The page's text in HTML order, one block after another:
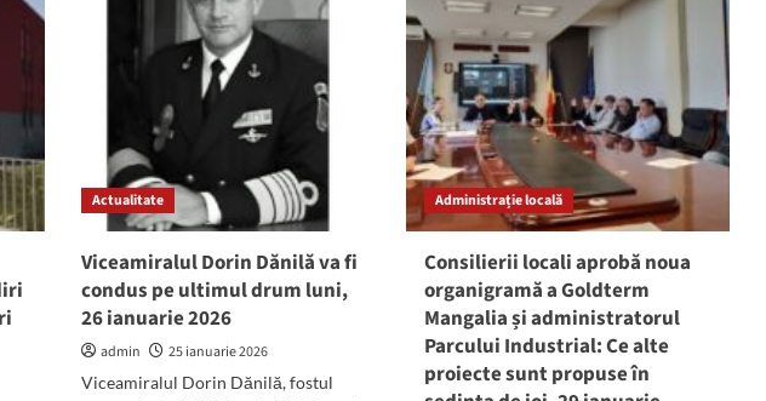
voluminoase
fost
amplasată
cartierul
Tomis
Nord
potabile
în
mai
multe
zone
ale
municipiului
Constanța
Actualitate
Viceamiralul Dorin Dănilă va fi
condus pe ultimul drum luni,
26 ianuarie 2026
admin
25 ianuarie 2026
Viceamiralul Dorin Dănilă, fostul
Administrație locală
Consilierii locali aprobă noua
organigramă a Goldterm
Mangalia și administratorul
Parcului Industrial: Ce alte
proiecte sunt propuse în